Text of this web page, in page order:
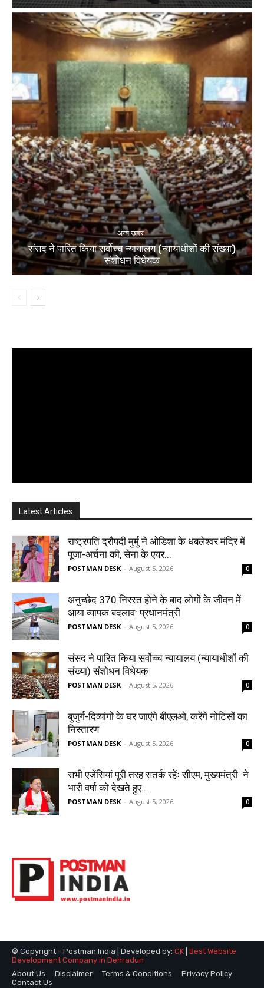
© Copyright - Postman India | Developed by: CK Best Website
Development Company in Dehradun
About Us
Disclaimer Terms & Conditions
Privacy Policy
Contact Us